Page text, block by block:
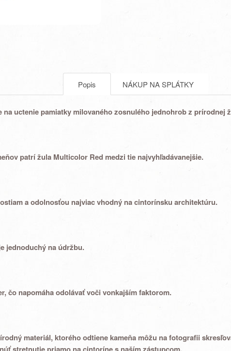
Popis NÁKUP NA SPLÁTKY
na uctenie pamiatky milovaného zosnulého jednohrobz prírodnej
patrí žula Multicolor Red medzi tienajvyhľadávanejšie.
aodolnosťou najviac vhodný na cintorínsku architektúru.
jednoduchý na údržbu.
čo napomáha odolávať voči vonkajším faktorom.
materiál, ktorého odtiene kameňa môžu na fotografii